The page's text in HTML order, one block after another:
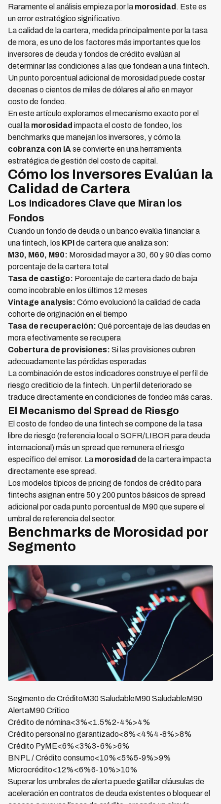
Raramente el análisis empieza por la morosidad . Este es
un error estratégico significativo.
La calidad de la cartera, medida principalmente por la tasa
de mora, es uno de los factores más importantes que los
inversores de deuda y fondos de crédito evalúan al
determinar las condiciones a las que fondean a una fintech.
Un punto porcentual adicional de morosidad puede costar
decenas o cientos de miles de dólares al año en mayor
costo de fondeo.
En este artículo exploramos el mecanismo exacto por el
cual la morosidad impacta el costo de fondeo, los
benchmarks que manejan los inversores, y cómo la
cobranza con IA se convierte en una herramienta
estratégica de gestión del costo de capital.
Cómo los Inversores Evalúan la
Calidad de Cartera
Los Indicadores Clave que Miran los
Fondos
Cuando un fondo de deuda o un banco evalúa financiar a
una fintech, los KPIde cartera que analiza son:
M30, M60, M90: Morosidad mayor a 30, 60 y 90 días como
porcentaje de la cartera total
Tasa de castigo: Porcentaje de cartera dado de baja
como incobrable en los últimos 12 meses
Vintage analysis: Cómo evolucionó la calidad de cada
cohorte de originación en el tiempo
Tasa de recuperación: Qué porcentaje de las deudas en
mora efectivamente se recupera
Cobertura de provisiones: Si las provisiones cubren
adecuadamente las pérdidas esperadas
La combinación de estos indicadores construye el perfil de
riesgo crediticio de la fintech. Un perfil deteriorado se
traduce directamente en condiciones de fondeo más caras.
El Mecanismo del Spread de Riesgo
El costo de fondeo de una fintech se compone de la tasa
libre de riesgo (referencia local o SOFR/LIBOR para deuda
internacional) más un spread que remunera el riesgo
específico del emisor. La morosidad de la cartera impacta
directamente ese spread.
Los modelos típicos de pricing de fondos de crédito para
fintechs asignan entre 50 y 200 puntos básicos de spread
adicional por cada punto porcentual de M90 que supere el
umbral de referencia del sector.
Benchmarks de Morosidad por
Segmento
Segmento de CréditoM30 SaludableM90 SaludableM90
AlertaM90 Crítico
Crédito de nómina<3%<1.5%2-4%>4%
Crédito personal no garantizado<8%<4%4-8%>8%
Crédito PyME<6%<3%3-6%>6%
BNPL / Crédito consumo<10%<5%5-9%>9%
Microcrédito<12%<6%6-10%>10%
Superar los umbrales de alerta puede gatillar cláusulas de
aceleración en contratos de deuda existentes o bloquear el